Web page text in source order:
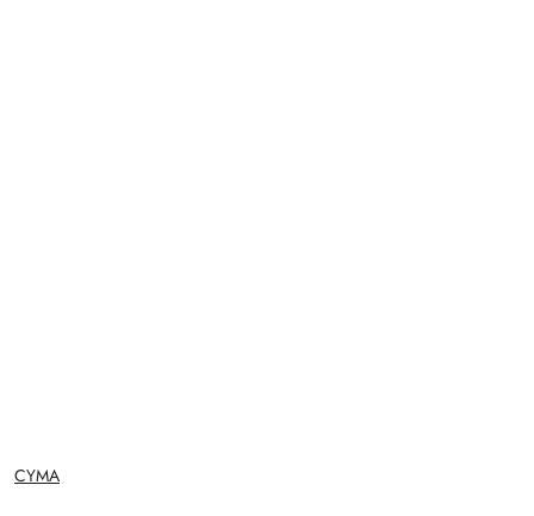
NAZWA
PRODUCENTA:
CYMA